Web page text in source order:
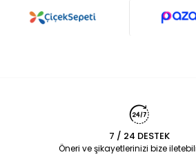
7 / 24 DESTEK
Öneri ve şikayetlerinizi bize